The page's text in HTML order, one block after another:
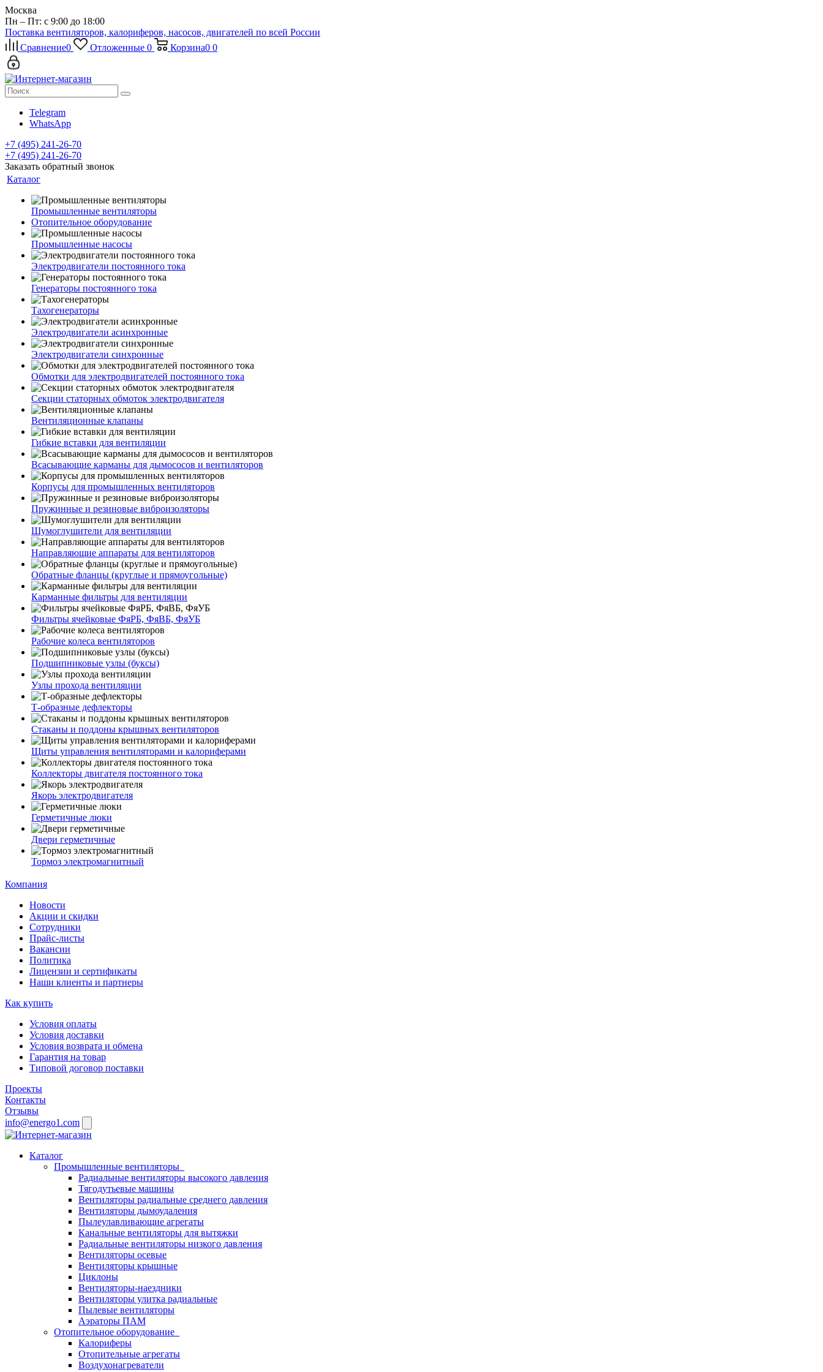
Москва
Пн – Пт: с 9:00 до 18:00
Поставка вентиляторов, калориферов, насосов, двигателей по всей России
Сравнение0 Отложенные 0 Корзина0 0
Telegram
WhatsApp
+7 (495) 241-26-70
+7 (495) 241-26-70
Заказать обратный звонок
Каталог
Промышленные вентиляторы
Отопительное оборудование
Промышленные насосы
Электродвигатели постоянного тока
Генераторы постоянного тока
Тахогенераторы
Электродвигатели асинхронные
Электродвигатели синхронные
Обмотки для электродвигателей постоянного тока
Секции статорных обмоток электродвигателя
Вентиляционные клапаны
Гибкие вставки для вентиляции
Всасывающие карманы для дымососов и вентиляторов
Корпусы для промышленных вентиляторов
Пружинные и резиновые виброизоляторы
Шумоглушители для вентиляции
Направляющие аппараты для вентиляторов
Обратные фланцы (круглые и прямоугольные)
Карманные фильтры для вентиляции
Фильтры ячейковые ФяРБ, ФяВБ, ФяУБ
Рабочие колеса вентиляторов
Подшипниковые узлы (буксы)
Узлы прохода вентиляции
Т-образные дефлекторы
Стаканы и поддоны крышных вентиляторов
Щиты управления вентиляторами и калориферами
Коллекторы двигателя постоянного тока
Якорь электродвигателя
Герметичные люки
Двери герметичные
Тормоз электромагнитный
Компания
Новости
Акции и скидки
Сотрудники
Прайс-листы
Вакансии
Политика
Лицензии и сертификаты
Наши клиенты и партнеры
Как купить
Условия оплаты
Условия доставки
Условия возврата и обмена
Гарантия на товар
Типовой договор поставки
Проекты
Контакты
Отзывы
info@energo1.com
Каталог
Промышленные вентиляторы
Радиальные вентиляторы высокого давления
Тягодутьевые машины
Вентиляторы радиальные среднего давления
Вентиляторы дымоудаления
Пылеулавливающие агрегаты
Канальные вентиляторы для вытяжки
Радиальные вентиляторы низкого давления
Вентиляторы осевые
Вентиляторы крышные
Циклоны
Вентиляторы-наездники
Вентиляторы улитка радиальные
Пылевые вентиляторы
Аэраторы ПАМ
Отопительное оборудование
Калориферы
Отопительные агрегаты
Воздухонагреватели